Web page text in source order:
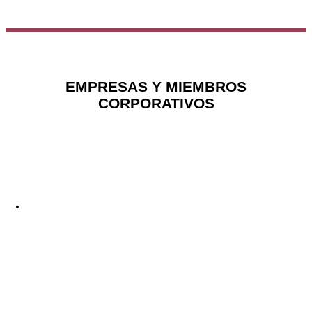
EMPRESAS Y MIEMBROS
CORPORATIVOS